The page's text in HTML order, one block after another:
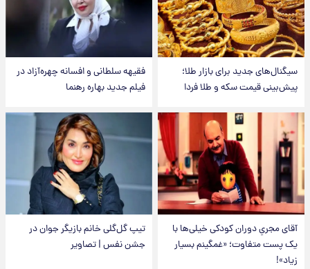
سیگنال‌های جدید برای بازار طلا؛
پیش‌بینی قیمت سکه و طلا فردا
فقیهه سلطانی و افسانه چهره‌آزاد در
فیلم جدید بهاره رهنما
آقای مجریِ دوران کودکی خیلی‌ها با
یک پست متفاوت؛ «غمگینم بسیار
زیاد»!
تیپ گل‌گلی خانم بازیگر جوان در
جشن نفس | تصاویر